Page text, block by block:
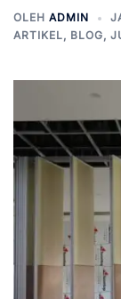
OLEH ADMIN
ARTIKEL, BLOG,